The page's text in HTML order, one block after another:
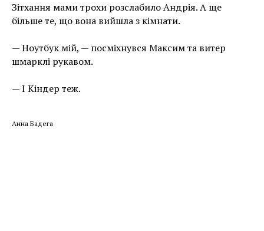
Зітхання мами трохи розслабило Андрія. А ще
більше те, що вона вийшла з кімнати.
— Ноутбук мій, — посміхнувся Максим та витер
шмарклі рукавом.
— І Кіндер теж.
Анна Бадега